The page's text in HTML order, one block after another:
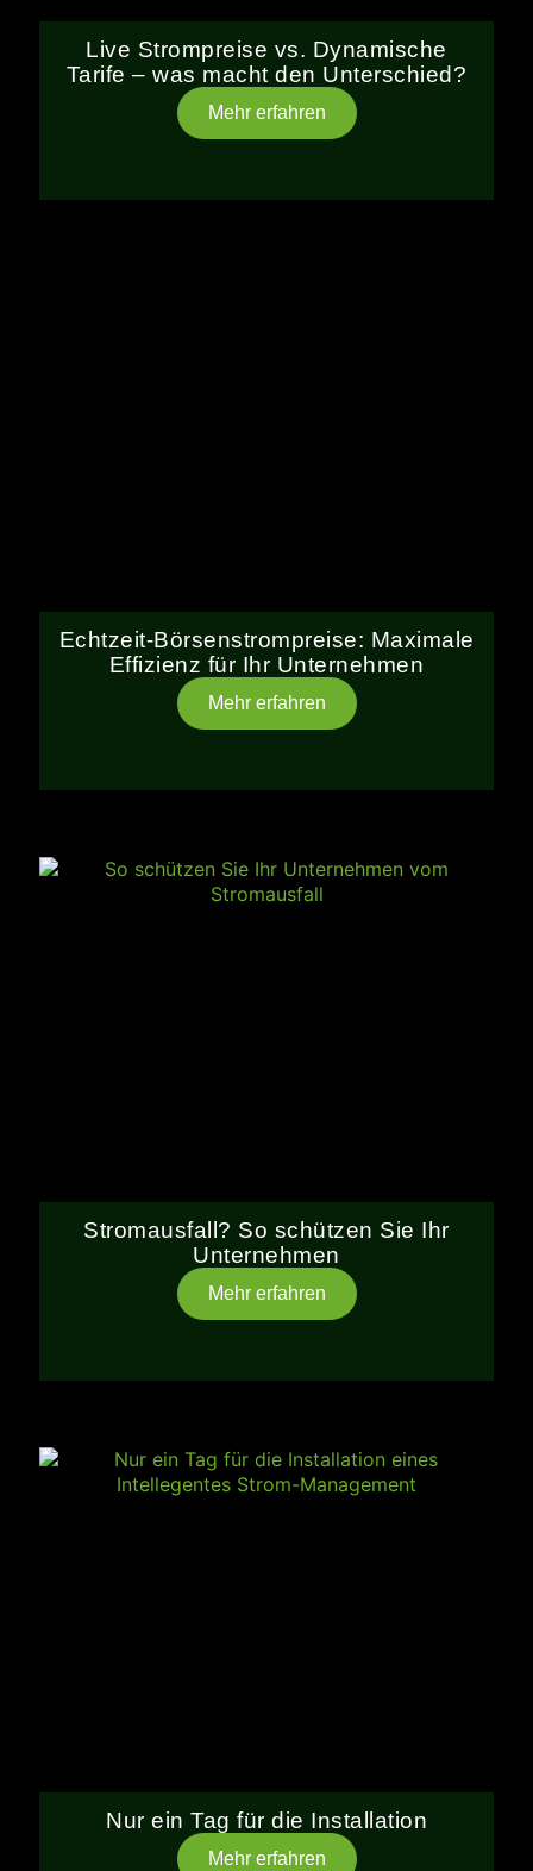
Live Strompreise vs. Dynamische
Tarife – was macht den Unterschied?
Mehr erfahren
Echtzeit-Börsenstrompreise: Maximale
Effizienz für Ihr Unternehmen
Mehr erfahren
Stromausfall? So schützen Sie Ihr
Unternehmen
Mehr erfahren
Nur ein Tag für die Installation
Mehr erfahren